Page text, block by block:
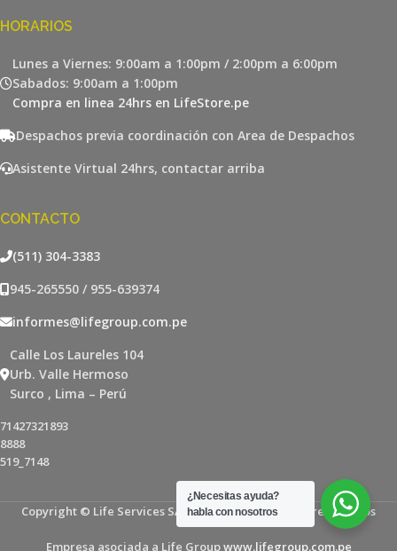
HORARIOS
Lunes a Viernes: 9:00am a 1:00pm / 2:00pm a 6:00pm
Sabados: 9:00am a 1:00pm
Compra en linea 24hrs en LifeStore.pe
Despachos previa coordinación con Area de Despachos
Asistente Virtual 24hrs, contactar arriba
CONTACTO
(511) 304-3383
945-265550 / 955-639374
informes@lifegroup.com.pe
Calle Los Laureles 104
Urb. Valle Hermoso
Surco , Lima – Perú
71427321893
8888
519_7148
Copyright © Life Services SAC - Todos los derechos reservados
Empresa asociada a Life Groupwww.lifegroup.com.pe
¿Necesitas ayuda?
habla con nosotros